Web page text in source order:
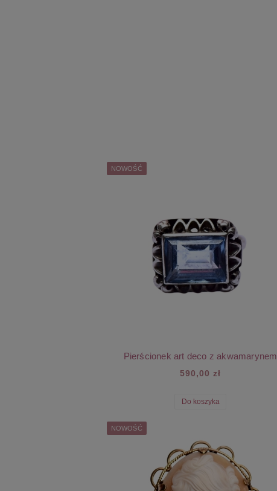
Pierścionek art deco z akwamarynem
590,00 zł
Do koszyka
NOWOŚĆ
NOWOŚĆ